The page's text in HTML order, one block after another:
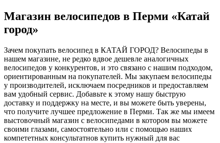
Магазин велосипедов в Перми «Катай
город»
Зачем покупать велосипед в КАТАЙ ГОРОД? Велосипеды в
нашем магазине, не редко вдвое дешевле аналогичных
велосипедов у конкурентов, и это связано с нашим подходом,
ориентированным на покупателей. Мы закупаем велосипеды
у производителей, исключаем посредников и предоставляем
вам удобный сервис. Добавьте к этому нашу быструю
доставку и поддержку на месте, и вы можете быть уверены,
что получите лучшее предложение в Перми. Так же мы имеем
выстовочный магазин с велосипедами в котором вы можете
своими глазами, самостоятельно или с помощью наших
компететных консультатнов купить нужный для вас